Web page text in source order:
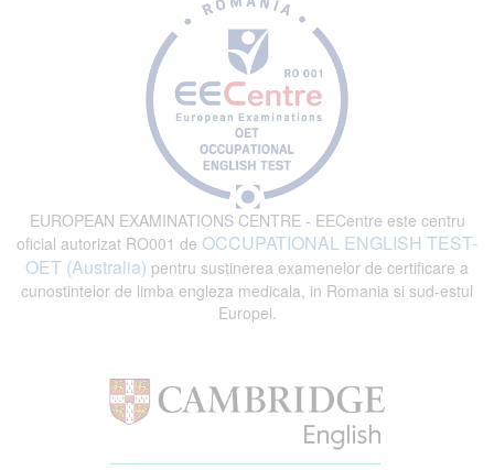
EUROPEAN EXAMINATIONS CENTRE - EECentre este centru
oficial autorizat RO001 de OCCUPATIONAL ENGLISH TEST-
OET (Australia) pentru sustinerea examenelor de certificare a
cunostintelor de limba engleza medicala, in Romania si sud-estul
Europei.